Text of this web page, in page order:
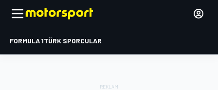
FORMULA 1TÜRK SPORCULAR